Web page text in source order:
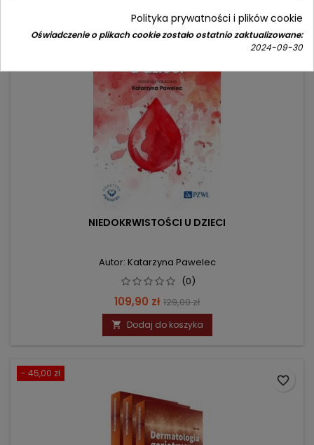
- 19,10 zł
NIEDOKRWISTOŚCI U DZIECI
Autor: Katarzyna Pawelec
(0)
Cena
109,90 zł Cena
podstawowa
129,00 zł
 Dodaj do koszyka
favorite_border
- 45,00 zł
favorite_border
Polityka prywatności i plików cookie
Oświadczenie o plikach cookie zostało ostatnio zaktualizowane:
2024-09-30